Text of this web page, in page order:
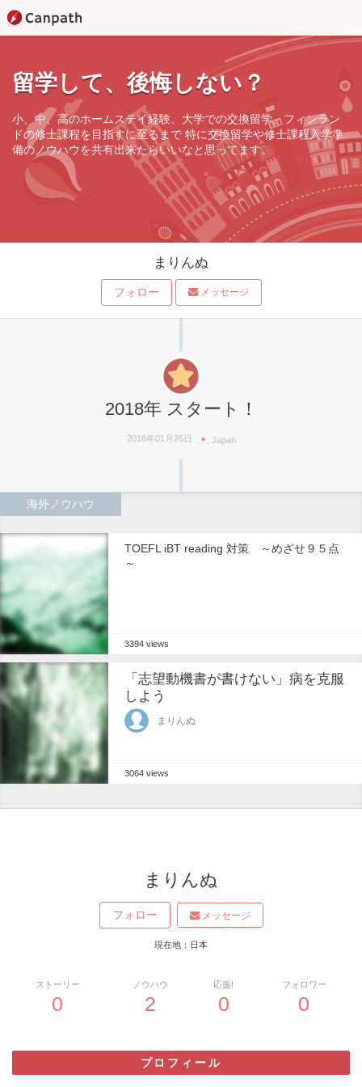
留学して、後悔しない？
小、中、高のホームステイ経験、大学での交換留学、フィンラン
ドの修士課程を目指すに至るまで 特に交換留学や修士課程入学準
備のノウハウを共有出来たらいいなと思ってます。
まりんぬ
フォロー メッセージ
2018年 スタート！
2018年01月26日 Japan
海外ノウハウ
TOEFL iBT reading 対策 ～めざせ９５点
～
3394 views
「志望動機書が書けない」病を克服
しよう
まりんぬ
3064 views
まりんぬ
フォロー メッセージ
現在地：日本
ストーリー
0
ノウハウ
2
応援!
0
フォロワー
0
プロフィール